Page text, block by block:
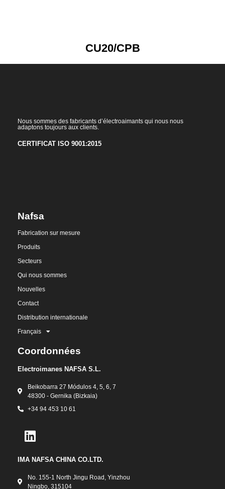
CU20/CPB
Nous sommes des fabricants d’électroaimants qui nous nous
adaptons toujours aux clients.
CERTIFICAT ISO 9001:2015
Nafsa
Fabrication sur mesure
Produits
Secteurs
Qui nous sommes
Nouvelles
Contact
Distribution internationale
Français
Coordonnées
Electroimanes NAFSA S.L.
Beikobarra 27 Módulos 4, 5, 6, 7
48300 - Gernika (Bizkaia)
+34 94 453 10 61
IMA NAFSA CHINA CO.LTD.
No. 155-1 North Jingu Road, Yinzhou
Ningbo, 315104